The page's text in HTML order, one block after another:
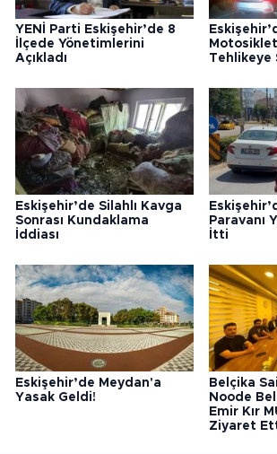
YENİ Parti Eskişehir’de 8
İlçede Yönetimlerini
Açıkladı
Tehlikeye
Eskişehir’de Silahlı Kavga
Sonrası Kundaklama
İddiası
Paravanı
İtti
Eskişehir’de Meydan'a
Yasak Geldi!
Belçika
Noode
Emir Kır
Ziyaret